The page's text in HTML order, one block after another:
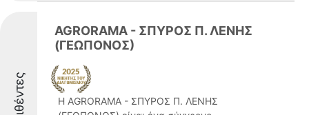
AGRORAMA - ΣΠΥΡΟΣ Π. ΛΕΝΗΣ
(ΓΕΩΠΟΝΟΣ)
Η AGRORAMA - ΣΠΥΡΟΣ Π. ΛΕΝΗΣ